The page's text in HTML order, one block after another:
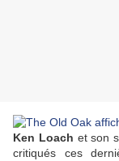
Ken Loach et son
critiqués ces